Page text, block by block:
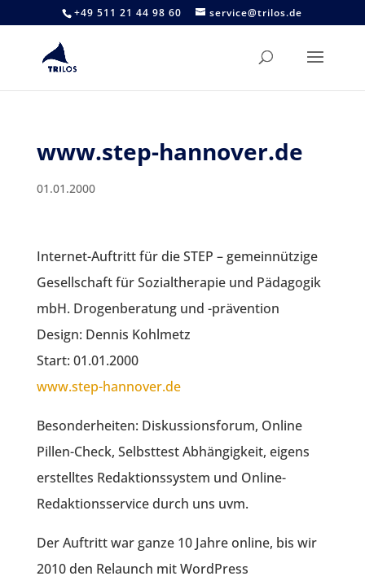
+49 511 21 44 98 60 service@trilos.de
www.step-hannover.de
01.01.2000
Internet-Auftritt für die STEP – gemeinnützige
Gesellschaft für Sozialtherapie und Pädagogik
mbH. Drogenberatung und -prävention
Design: Dennis Kohlmetz
Start: 01.01.2000
www.step-hannover.de
Besonderheiten: Diskussionsforum, Online
Pillen-Check, Selbsttest Abhängigkeit, eigens
erstelltes Redaktionssystem und Online-
Redaktionsservice durch uns uvm.
Der Auftritt war ganze 10 Jahre online, bis wir
2010 den Relaunch mit WordPress